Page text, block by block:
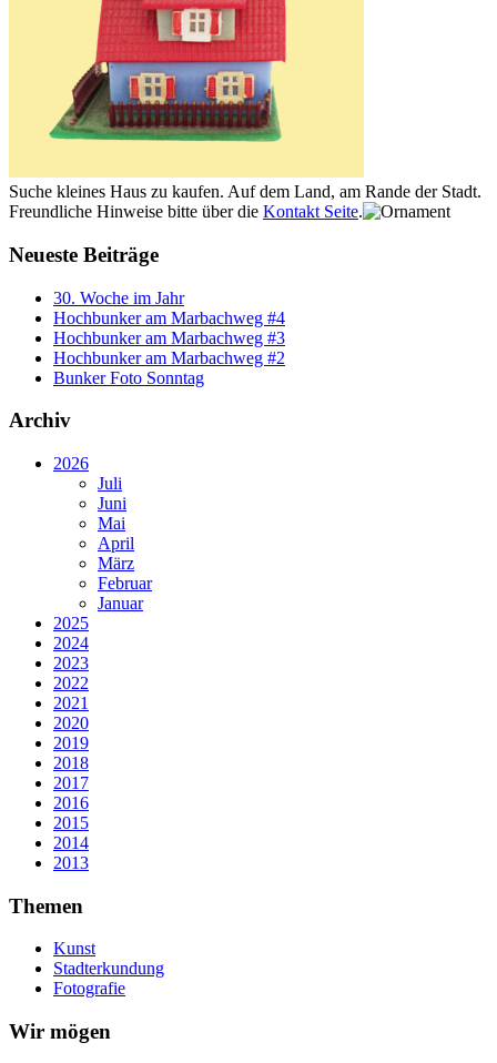
Suche kleines Haus zu kaufen. Auf dem Land, am Rande der Stadt.
Freundliche Hinweise bitte über die Kontakt Seite.
Neueste Beiträge
30. Woche im Jahr
Hochbunker am Marbachweg #4
Hochbunker am Marbachweg #3
Hochbunker am Marbachweg #2
Bunker Foto Sonntag
Archiv
2026
Juli
Juni
Mai
April
März
Februar
Januar
2025
2024
2023
2022
2021
2020
2019
2018
2017
2016
2015
2014
2013
Themen
Kunst
Stadterkundung
Fotografie
Wir mögen